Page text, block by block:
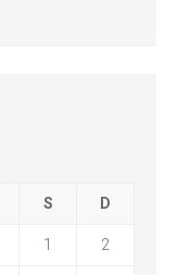
S D
1 2